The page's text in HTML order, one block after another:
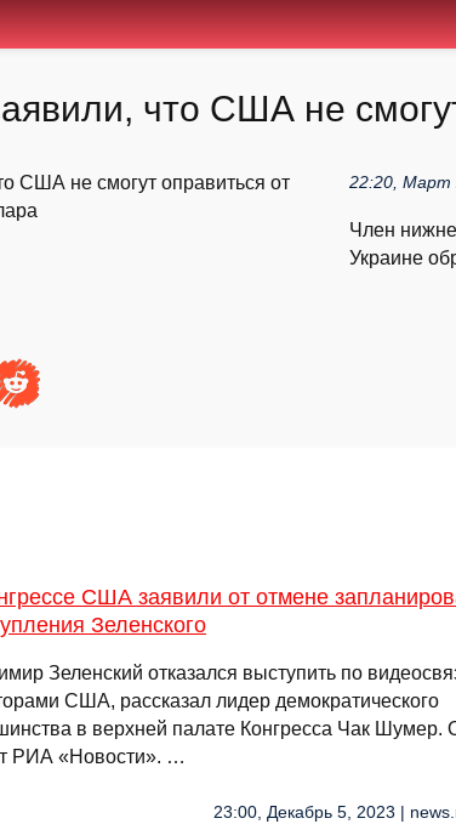
что США не
22:20, Март
Член
Украине
США заявили от отмене
Зеленского
Зеленский отказался выступить по
США, рассказал лидер демократического
в верхней палате Конгресса Чак Шумер.
РИА «Новости». …
23:00, Декабрь 5, 2023 |